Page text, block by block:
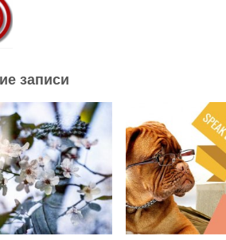
записи